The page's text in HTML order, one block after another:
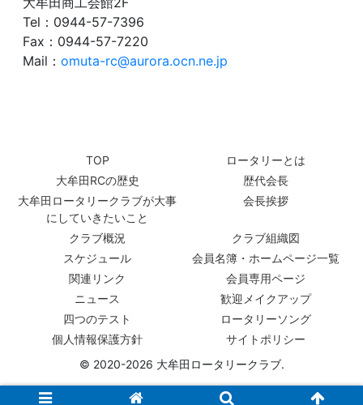
Tel：0944-57-7396
Fax：0944-57-7220
Mail：omuta-rc@aurora.ocn.ne.jp
TOP
ロータリーとは
大牟田RCの歴史
歴代会長
大牟田ロータリークラブが大事
にしていきたいこと
会長挨拶
クラブ概況
クラブ組織図
スケジュール
会員名簿・ホームページ一覧
関連リンク
会員専用ページ
ニュース
歓迎メイクアップ
四つのテスト
ロータリーソング
個人情報保護方針
サイトポリシー
© 2020-2026 大牟田ロータリークラブ.